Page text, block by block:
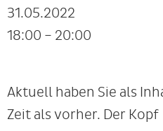
31.05.2022
18:00 – 20:00
Aktuell haben Sie als
Zeit als vorher. Der Kopf